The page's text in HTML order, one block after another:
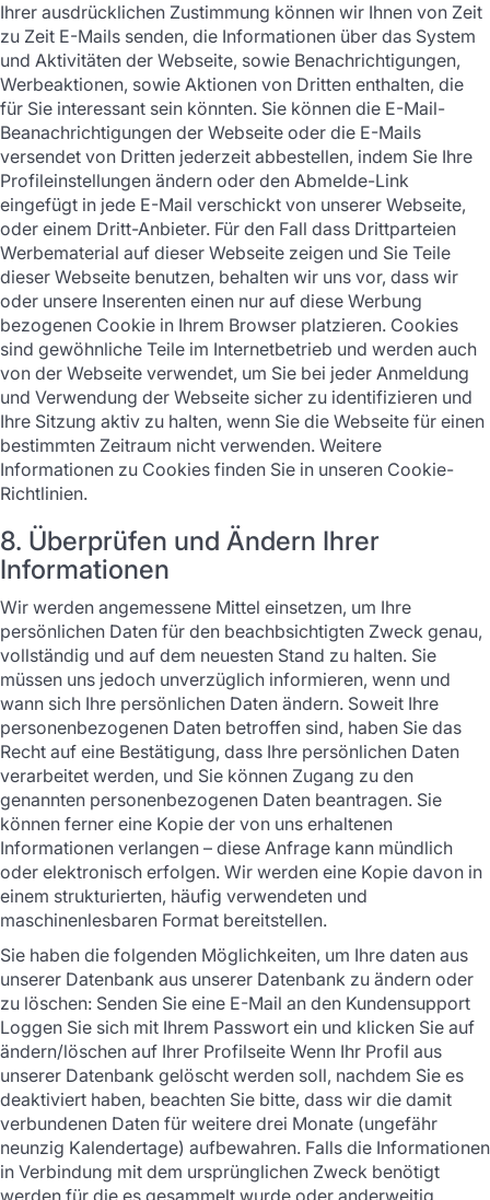
Ihrer ausdrücklichen Zustimmung können wir Ihnen von Zeit
zu Zeit E-Mails senden, die Informationen über das System
und Aktivitäten der Webseite, sowie Benachrichtigungen,
Werbeaktionen, sowie Aktionen von Dritten enthalten, die
für Sie interessant sein könnten. Sie können die E-Mail-
Beanachrichtigungen der Webseite oder die E-Mails
versendet von Dritten jederzeit abbestellen, indem Sie Ihre
Profileinstellungen ändern oder den Abmelde-Link
eingefügt in jede E-Mail verschickt von unserer Webseite,
oder einem Dritt-Anbieter. Für den Fall dass Drittparteien
Werbematerial auf dieser Webseite zeigen und Sie Teile
dieser Webseite benutzen, behalten wir uns vor, dass wir
oder unsere Inserenten einen nur auf diese Werbung
bezogenen Cookie in Ihrem Browser platzieren. Cookies
sind gewöhnliche Teile im Internetbetrieb und werden auch
von der Webseite verwendet, um Sie bei jeder Anmeldung
und Verwendung der Webseite sicher zu identifizieren und
Ihre Sitzung aktiv zu halten, wenn Sie die Webseite für einen
bestimmten Zeitraum nicht verwenden. Weitere
Informationen zu Cookies finden Sie in unseren Cookie-
Richtlinien.
8. Überprüfen und Ändern Ihrer
Informationen
Wir werden angemessene Mittel einsetzen, um Ihre
persönlichen Daten für den beachbsichtigten Zweck genau,
vollständig und auf dem neuesten Stand zu halten. Sie
müssen uns jedoch unverzüglich informieren, wenn und
wann sich Ihre persönlichen Daten ändern. Soweit Ihre
personenbezogenen Daten betroffen sind, haben Sie das
Recht auf eine Bestätigung, dass Ihre persönlichen Daten
verarbeitet werden, und Sie können Zugang zu den
genannten personenbezogenen Daten beantragen. Sie
können ferner eine Kopie der von uns erhaltenen
Informationen verlangen – diese Anfrage kann mündlich
oder elektronisch erfolgen. Wir werden eine Kopie davon in
einem strukturierten, häufig verwendeten und
maschinenlesbaren Format bereitstellen.
Sie haben die folgenden Möglichkeiten, um Ihre daten aus
unserer Datenbank aus unserer Datenbank zu ändern oder
zu löschen: Senden Sie eine E-Mail an den Kundensupport
Loggen Sie sich mit Ihrem Passwort ein und klicken Sie auf
ändern/löschen auf Ihrer Profilseite Wenn Ihr Profil aus
unserer Datenbank gelöscht werden soll, nachdem Sie es
deaktiviert haben, beachten Sie bitte, dass wir die damit
verbundenen Daten für weitere drei Monate (ungefähr
neunzig Kalendertage) aufbewahren. Falls die Informationen
in Verbindung mit dem ursprünglichen Zweck benötigt
werden für die es gesammelt wurde oder anderweitig